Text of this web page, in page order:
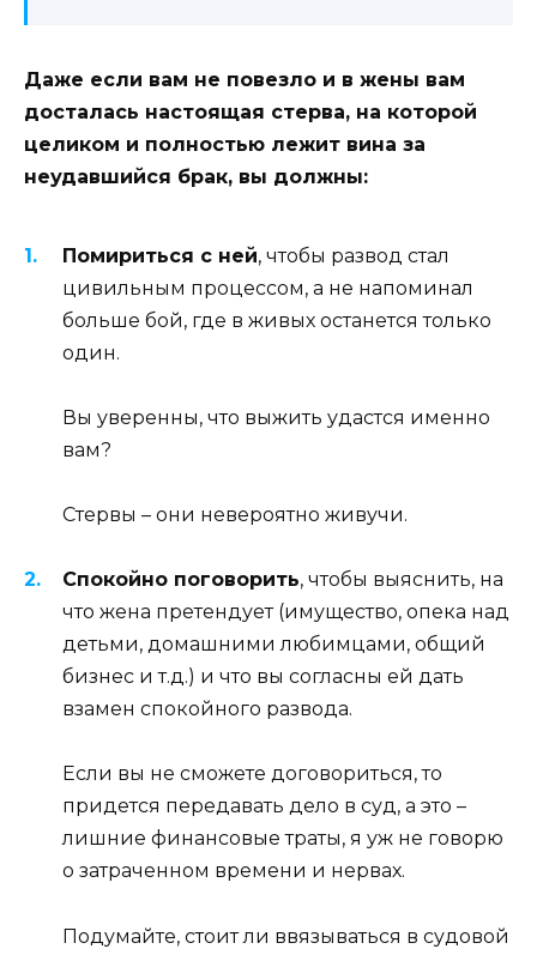
Даже если вам не повезло и в жены вам
досталась настоящая стерва, на которой
целиком и полностью лежит вина за
неудавшийся брак, вы должны:
Помириться с ней, чтобы развод стал
цивильным процессом, а не напоминал
больше бой, где в живых останется только
один.
Вы уверенны, что выжить удастся именно
вам?
Стервы – они невероятно живучи.
Спокойно поговорить, чтобы выяснить, на
что жена претендует (имущество, опека над
детьми, домашними любимцами, общий
бизнес и т.д.) и что вы согласны ей дать
взамен спокойного развода.
Если вы не сможете договориться, то
придется передавать дело в суд, а это –
лишние финансовые траты, я уж не говорю
о затраченном времени и нервах.
Подумайте, стоит ли ввязываться в судовой